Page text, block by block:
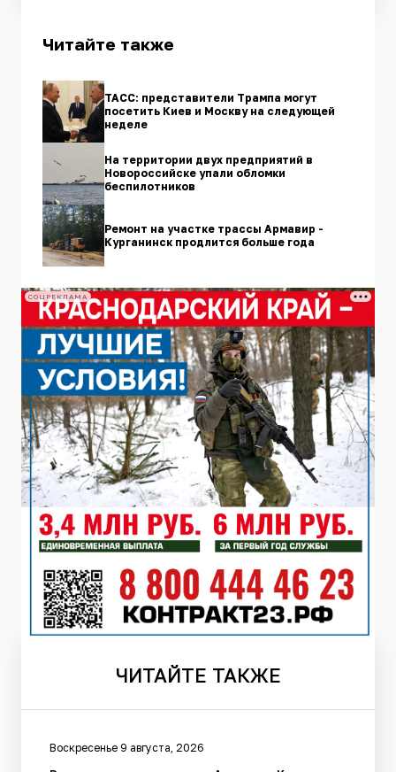
Читайте также
ТАСС: представители Трампа могут
посетить Киев и Москву на следующей
неделе
На территории двух предприятий в
Новороссийске упали обломки
беспилотников
Ремонт на участке трассы Армавир -
Курганинск продлится больше года
СОЦРЕКЛАМА
ЧИТАЙТЕ ТАКЖЕ
Воскресенье 9 августа, 2026